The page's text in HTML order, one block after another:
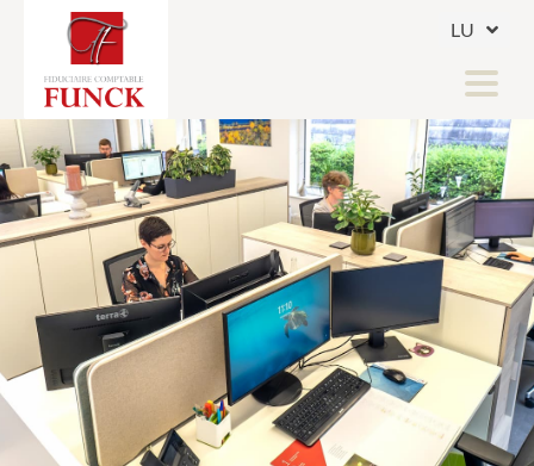
LU
FR
DE
COMPTABILITÉ & FISCALITÉ
SECRÉTARIAT SOCIAL
SECURE - CLIENT ACCESS
News